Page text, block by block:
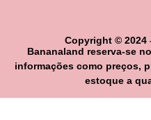
Copyright © 2024
Bananaland reserva-se
informações como preços,
estoque a